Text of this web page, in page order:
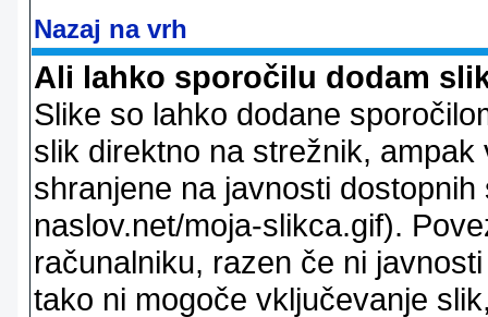
Nazaj na vrh
Ali lahko sporočilu dodam
Slike so lahko dodane
slik direktno na strežnik,
shranjene na javnosti
naslov.net/moja-slikca.gif).
računalniku, razen če ni
tako ni mogoče vključevanje